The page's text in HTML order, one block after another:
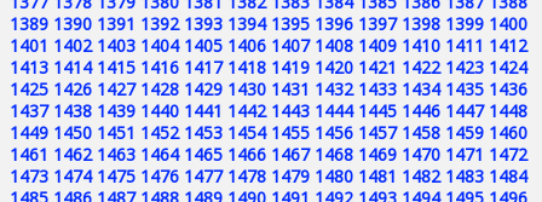
1389 1390 1391 1392 1393 1394 1395 1396 1397 1398 1399 1400
1401 1402 1403 1404 1405 1406 1407 1408 1409 1410 1411 1412
1413 1414 1415 1416 1417 1418 1419 1420 1421 1422 1423 1424
1425 1426 1427 1428 1429 1430 1431 1432 1433 1434 1435 1436
1437 1438 1439 1440 1441 1442 1443 1444 1445 1446 1447 1448
1449 1450 1451 1452 1453 1454 1455 1456 1457 1458 1459 1460
1461 1462 1463 1464 1465 1466 1467 1468 1469 1470 1471 1472
1473 1474 1475 1476 1477 1478 1479 1480 1481 1482 1483 1484